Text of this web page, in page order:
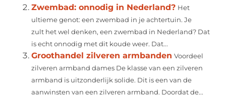
Zwembad: onnodig in Nederland? Het
ultieme genot: een zwembad in je achtertuin. Je
zult het wel denken, een zwembad in Nederland? Dat
is echt onnodig met dit koude weer. Dat...
Groothandel zilveren armbanden Voordeel
zilveren armband dames De klasse van een zilveren
armband is uitzonderlijk solide. Dit is een van de
aanwinsten van een zilveren armband. Doordat de...